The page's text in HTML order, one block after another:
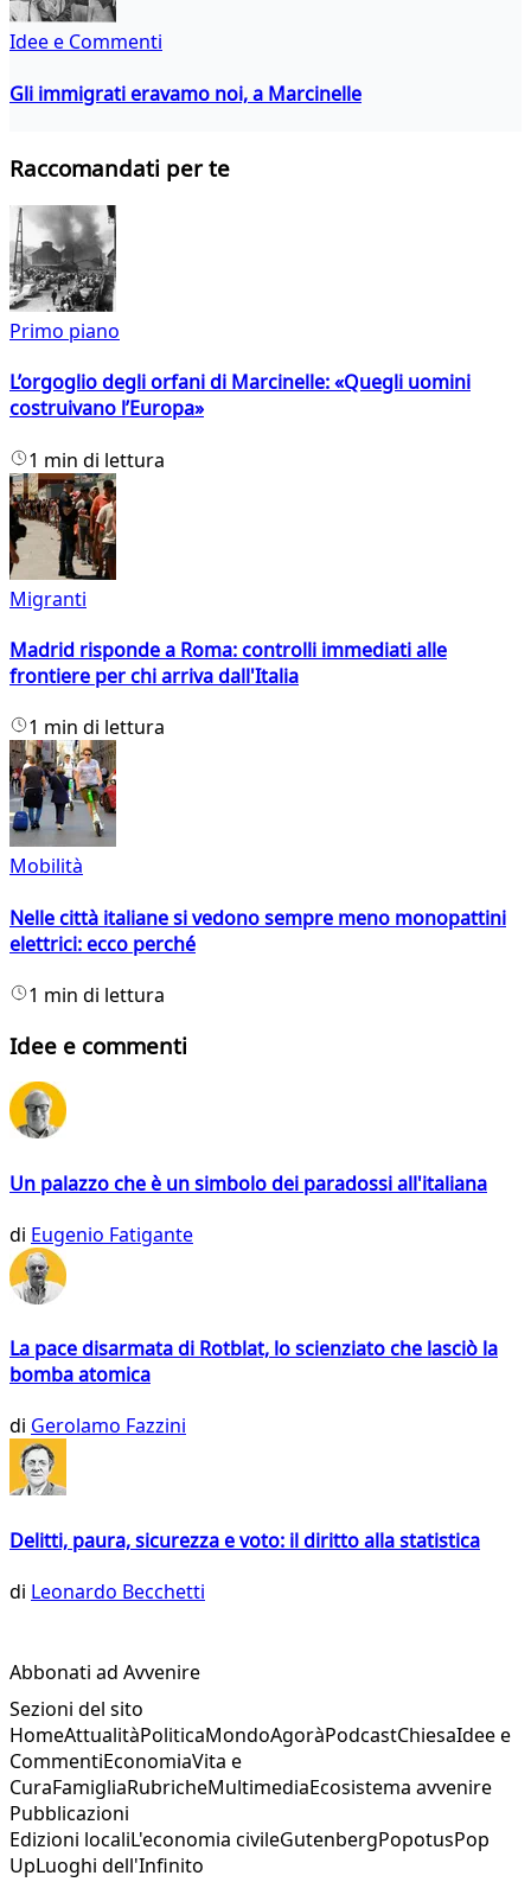
Idee e Commenti
Gli immigrati eravamo noi, a Marcinelle
Raccomandati per te
Primo piano
L’orgoglio degli orfani di Marcinelle: «Quegli uomini
costruivano l’Europa»
1 min di lettura
Migranti
Madrid risponde a Roma: controlli immediati alle
frontiere per chi arriva dall'Italia
1 min di lettura
Mobilità
Nelle città italiane si vedono sempre meno monopattini
elettrici: ecco perché
1 min di lettura
Idee e commenti
Un palazzo che è un simbolo dei paradossi all'italiana
di Eugenio Fatigante
La pace disarmata di Rotblat, lo scienziato che lasciò la
bomba atomica
di Gerolamo Fazzini
Delitti, paura, sicurezza e voto: il diritto alla statistica
di Leonardo Becchetti
Abbonati ad Avvenire
Sezioni del sito
HomeAttualitàPoliticaMondoAgoràPodcastChiesaIdee e
CommentiEconomiaVita e
CuraFamigliaRubricheMultimediaEcosistema avvenire
Pubblicazioni
Edizioni localiL'economia civileGutenbergPopotusPop
UpLuoghi dell'Infinito